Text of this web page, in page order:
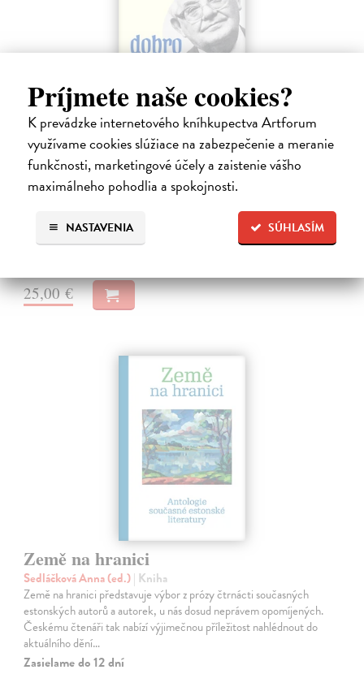
Príjmete naše cookies?
K prevádzke internetového kníhkupectva Artforum
využívame cookies slúžiace na zabezpečenie a meranie
funkčnosti, marketingové účely a zaistenie vášho
maximálneho pohodlia a spokojnosti.
SÚHLASÍM
NASTAVENIA
Dobrodružstvo prekladu
Hečko Blahoslav| Kniha
„Nádherná kniha o úskaliach prekladateľského remesla a bohatstve
nad Parnou – †2002 Bratislava) je jedny´m z najvy´znamnejších
slovensky´ch,…
25,00 €
Země na hranici
Sedláčková Anna (ed.)| Kniha
Země na hranici představuje výbor z prózy čtrnácti současných
estonských autorů a autorek, u nás dosud neprávem opomíjených.
Českému čtenáři tak nabízí výjimečnou příležitost nahlédnout do
aktuálního dění…
Zasielame do 12 dní